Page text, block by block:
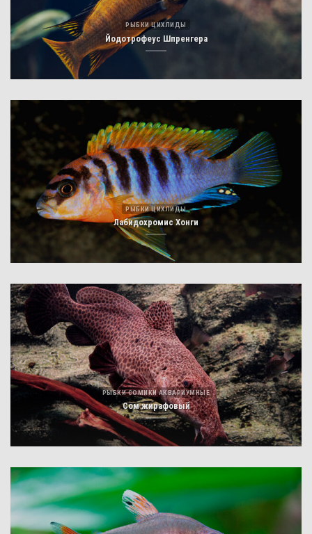
РЫБКИ ЦИХЛИДЫ
Йодотрофеус Шпренгера
РЫБКИ ЦИХЛИДЫ
Лабидохромис Хонги
РЫБКИ СОМИКИ АКВАРИУМНЫЕ
Сом жирафовый